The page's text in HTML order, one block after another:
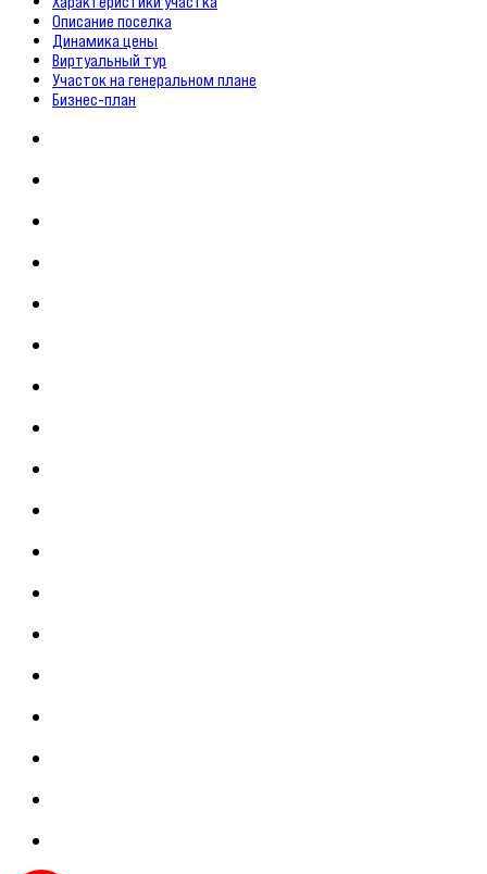
Описание поселка
Динамика цены
Виртуальный тур
Участок на генеральном плане
Бизнес-план